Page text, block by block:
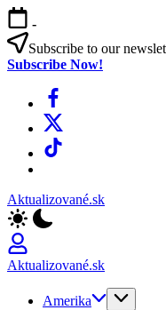
Skip
to
content
-
Subscribe to our
Subscribe Now!
Facebook
X
TikTok
Aktualizované.sk
Aktualizované.sk
Amerika